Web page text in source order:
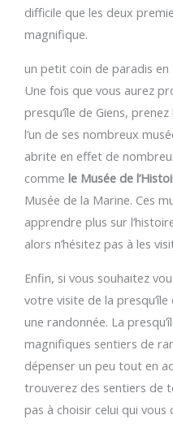
difficile que les deux
magnifique.
un petit coin de paradis en
Une fois que vous aurez
presqu’île de Giens,
l’un de ses nombreux
abrite en effet de
comme le Musée de
Musée de la Marine. Ces
apprendre plus sur
alors n’hésitez pas à les
Enfin, si vous souhaitez
votre visite de la presqu’île
une randonnée. La
magnifiques sentiers de
dépenser un peu tout en
trouverez des sentiers de
pas à choisir celui qui vous